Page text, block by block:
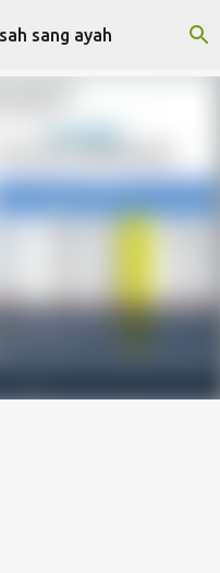
sang ayah